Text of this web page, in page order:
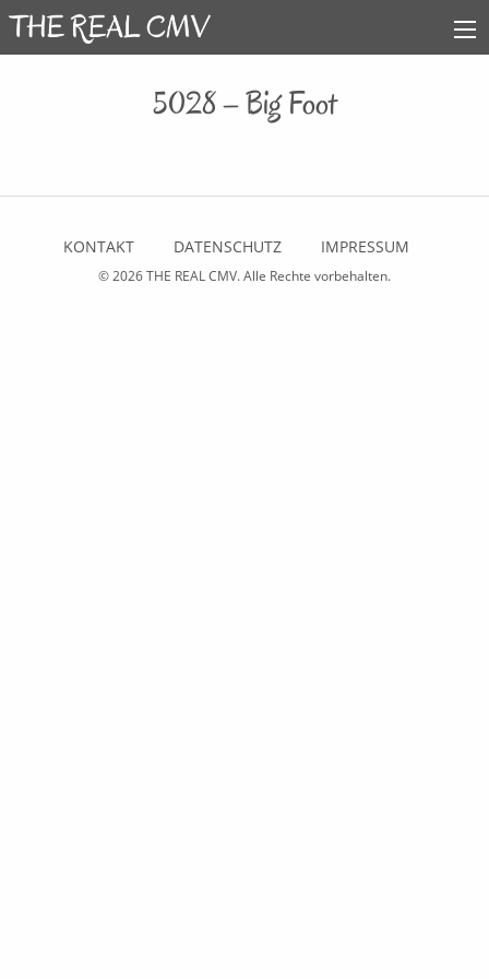
5028 – Big Foot
KONTAKT DATENSCHUTZ IMPRESSUM
© 2026THE REAL CMV. Alle Rechte vorbehalten.